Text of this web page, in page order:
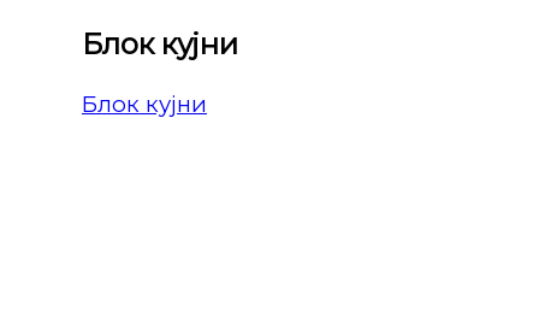
Блок кујни
Блок кујни